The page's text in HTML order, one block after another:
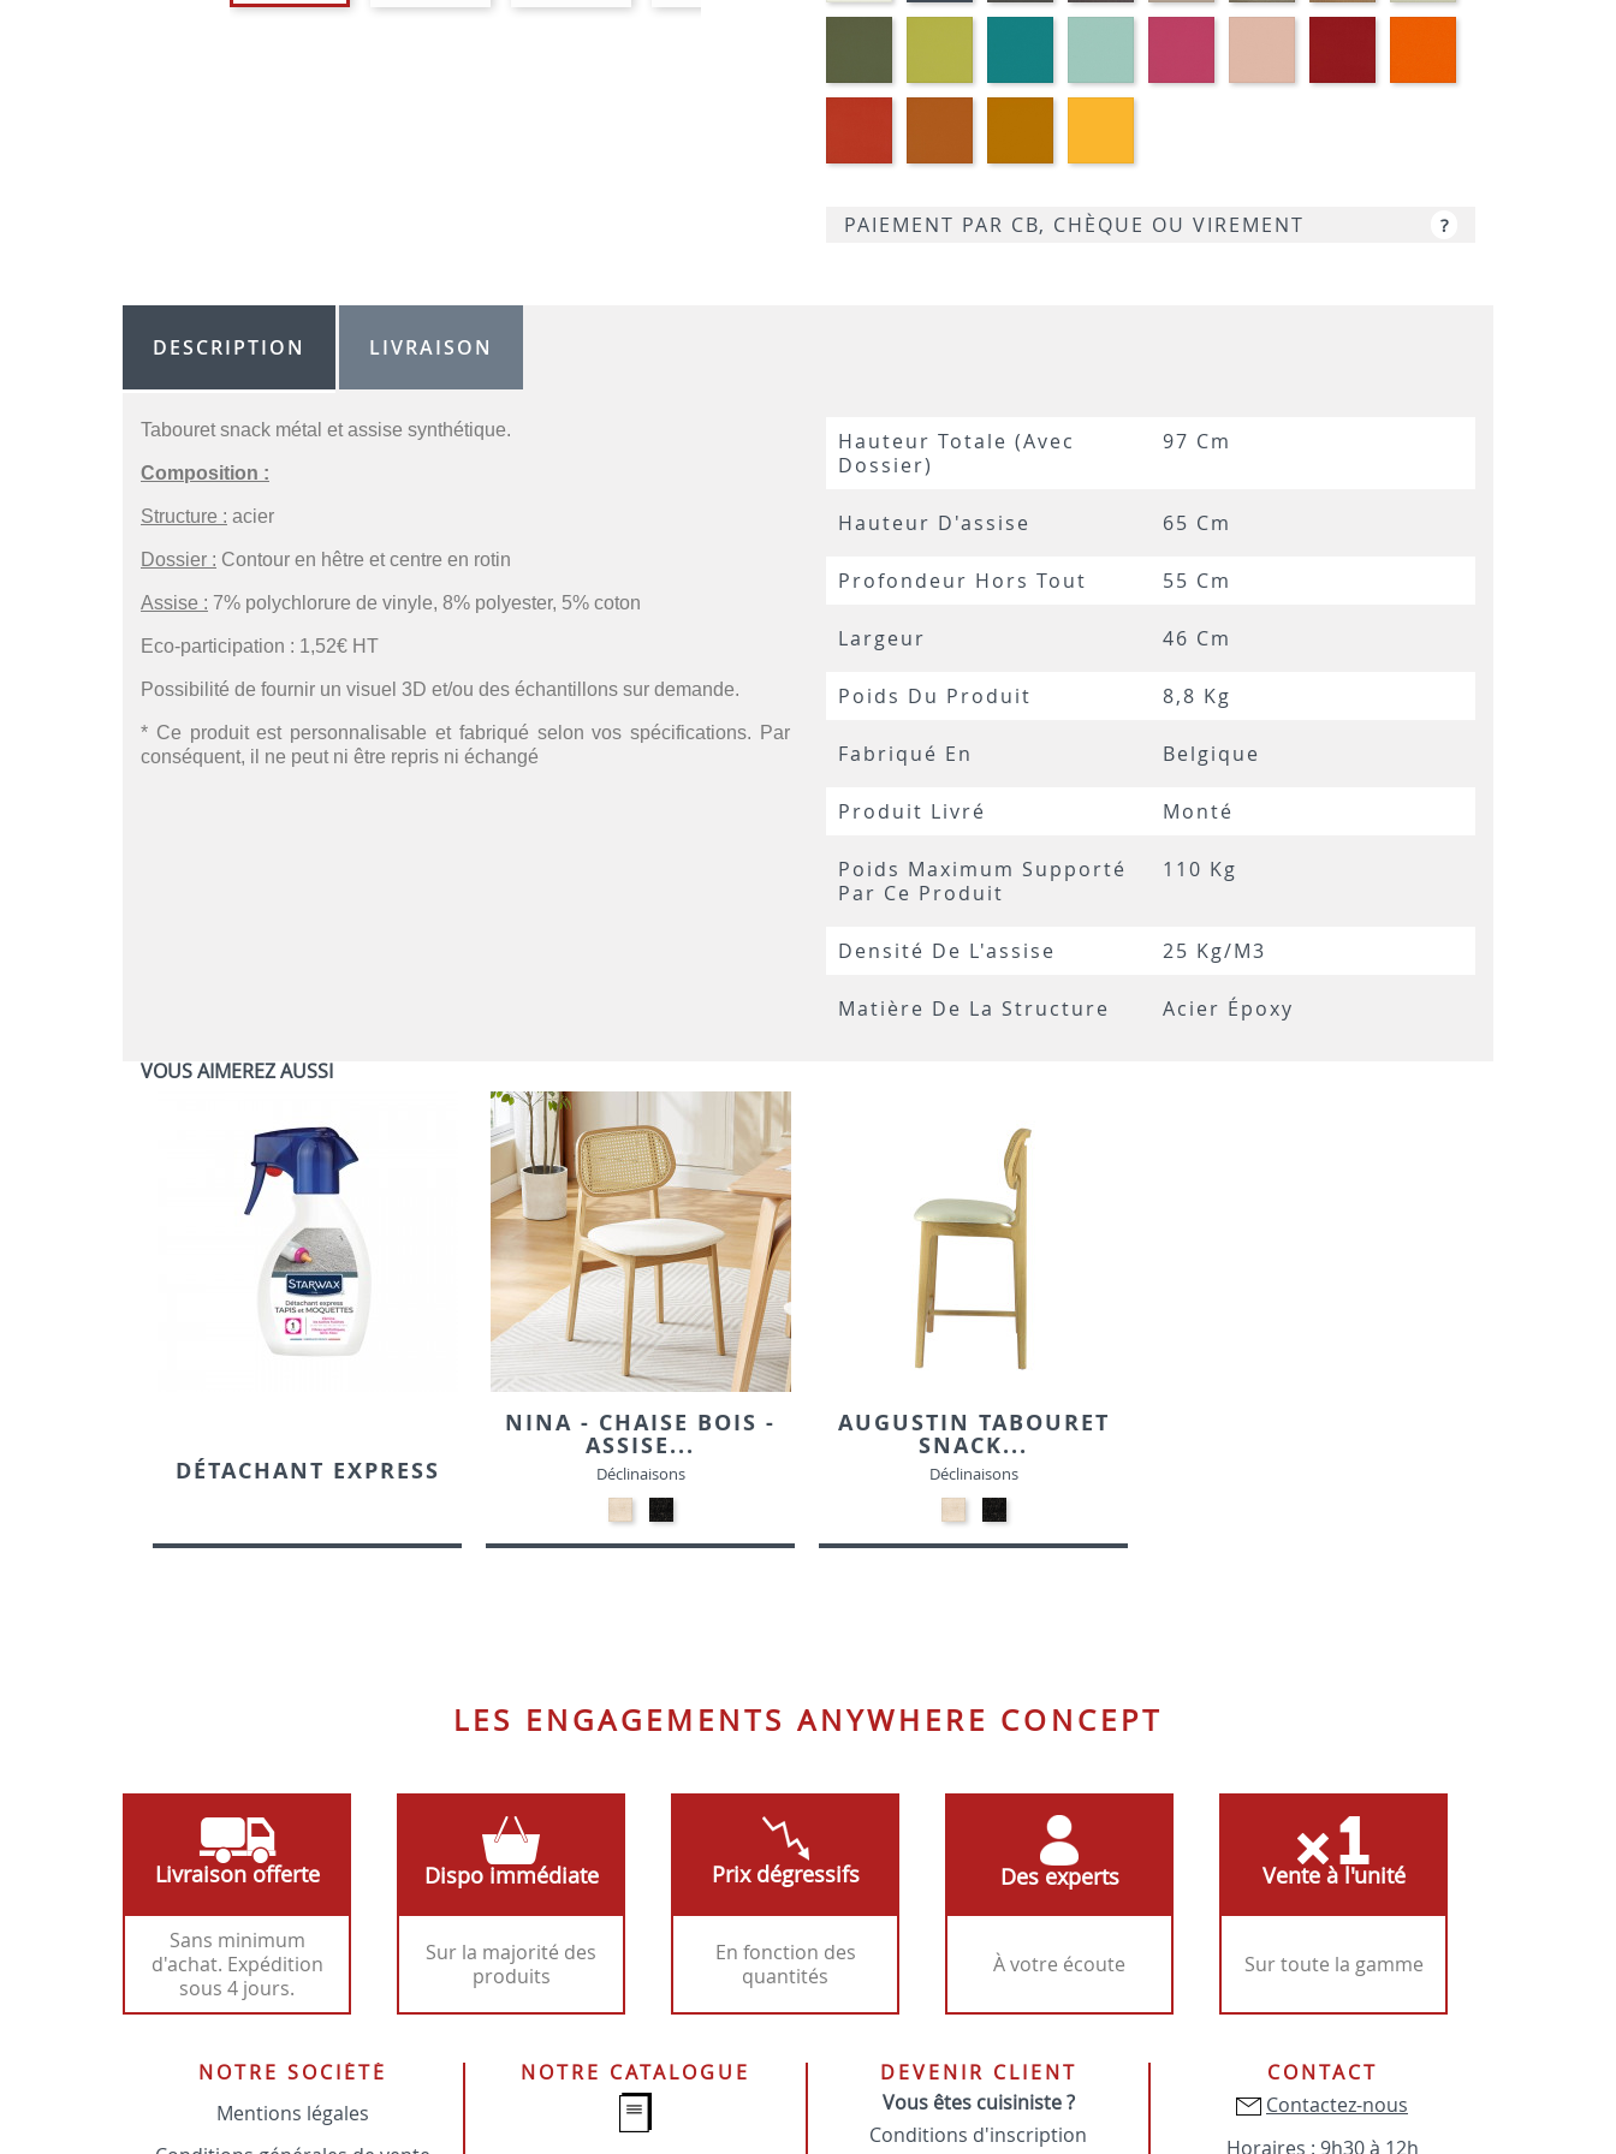
PAIEMENT PAR CB, CHÈQUE OU VIREMENT ?
DESCRIPTION LIVRAISON
Tabouret snack métal et assise synthétique.
Composition :
Structure : acier
Dossier : Contour en hêtre et centre en rotin
Assise : 7% polychlorure de vinyle, 8% polyester, 5% coton
Eco-participation : 1,52€ HT
Possibilité de fournir un visuel 3D et/ou des échantillons sur demande.
* Ce produit est personnalisable et fabriqué selon vos spécifications. Par
conséquent, il ne peut ni être repris ni échangé
Hauteur Totale (avec
Dossier)
97 Cm
Hauteur D'assise 65 Cm
Profondeur Hors Tout 55 Cm
Largeur 46 Cm
Poids Du Produit 8,8 Kg
Fabriqué En Belgique
Produit Livré Monté
Poids Maximum Supporté
Par Ce Produit
110 Kg
Densité De L'assise 25 Kg/m3
Matière De La Structure Acier Époxy
VOUS AIMEREZ AUSSI
DÉTACHANT EXPRESS
NINA - CHAISE BOIS -
ASSISE...
Déclinaisons
24-
Beige
-
24-
Noir
-
AUGUSTIN TABOURET
SNACK...
Déclinaisons
24-
Beige
-
24-
Noir
-
LES ENGAGEMENTS ANYWHERE CONCEPT
Livraison offerte
Sans minimum
d'achat. Expédition
sous 4 jours.
Dispo immédiate
Sur la majorité des
produits
Prix dégressifs
En fonction des
quantités
Des experts
À votre écoute
Vente à l'unité
Sur toute la gamme
NOTRE SOCIÉTÉ
Mentions légales
NOTRE CATALOGUE
DEVENIR CLIENT
Vous êtes cuisiniste ?
Conditions d'inscription
CONTACT
Contactez-nous
Horaires : 9h30 à 12h